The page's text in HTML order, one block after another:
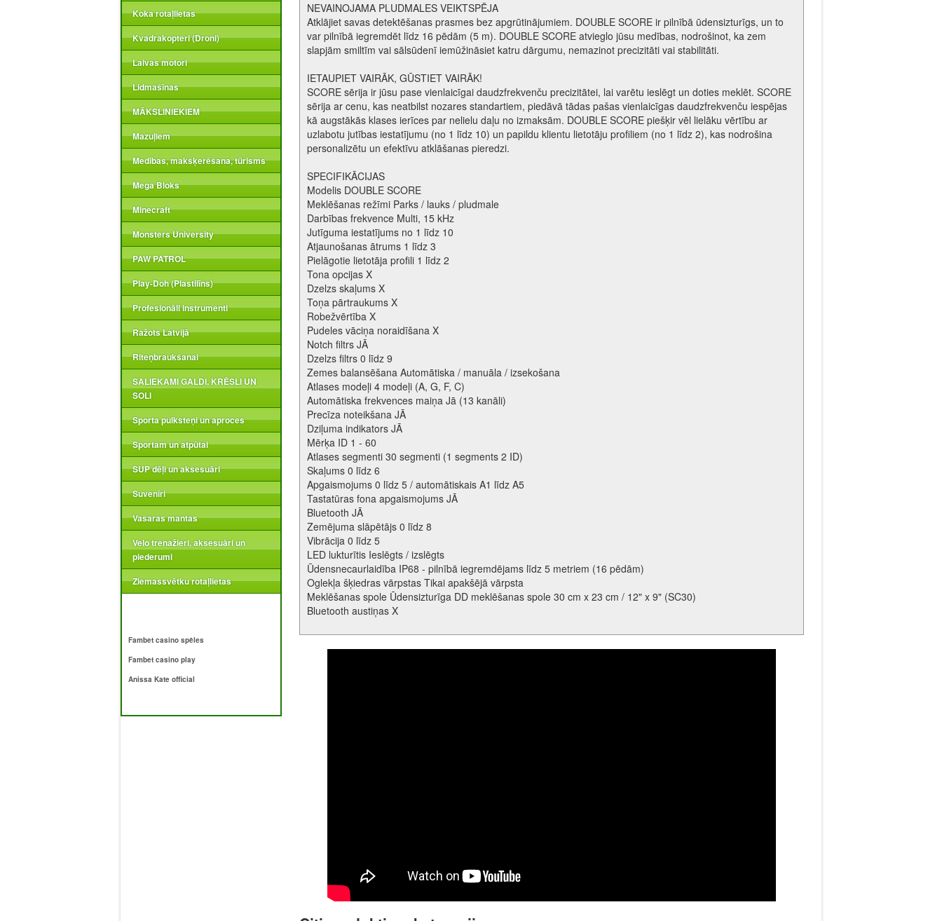
Koka rotaļlietas
Kvadrakopteri (Droni)
Laivas motori
Lidmašīnas
MĀKSLINIEKIEM
Mazuļiem
Medības, makšķerēšana, tūrisms
Mega Bloks
Minecraft
Monsters University
PAW PATROL
Play-Doh (Plastilīns)
Profesionāli instrumenti
Ražots Latvijā
Riteņbraukšanai
SALIEKAMI GALDI, KRĒSLI UN
SOLI
Sporta pulksteņi un aproces
Sportam un atpūtai
SUP dēļi un aksesuāri
Suvenīri
Vasaras mantas
Velo trenažieri, aksesuāri un
piederumi
Ziemassvētku rotaļlietas
Fambet casino spēles
Fambet casino play
Anissa Kate official
NEVAINOJAMA PLUDMALES VEIKTSPĒJA
Atklājiet savas detektēšanas prasmes bez apgrūtinājumiem. DOUBLE SCORE ir pilnībā ūdensizturīgs, un to
var pilnībā iegremdēt līdz 16 pēdām (5 m). DOUBLE SCORE atvieglo jūsu medības, nodrošinot, ka zem
slapjām smiltīm vai sālsūdenī iemūžināsiet katru dārgumu, nemazinot precizitāti vai stabilitāti.
IETAUPIET VAIRĀK, GŪSTIET VAIRĀK!
SCORE sērija ir jūsu pase vienlaicīgai daudzfrekvenču precizitātei, lai varētu ieslēgt un doties meklēt. SCORE
sērija ar cenu, kas neatbilst nozares standartiem, piedāvā tādas pašas vienlaicīgas daudzfrekvenču iespējas
kā augstākās klases ierīces par nelielu daļu no izmaksām. DOUBLE SCORE piešķir vēl lielāku vērtību ar
uzlabotu jutības iestatījumu (no 1 līdz 10) un papildu klientu lietotāju profiliem (no 1 līdz 2), kas nodrošina
personalizētu un efektīvu atklāšanas pieredzi.
SPECIFIKĀCIJAS
Modelis DOUBLE SCORE
Meklēšanas režīmi Parks / lauks / pludmale
Darbības frekvence Multi, 15 kHz
Jutīguma iestatījums no 1 līdz 10
Atjaunošanas ātrums 1 līdz 3
Pielāgotie lietotāja profili 1 līdz 2
Tona opcijas X
Dzelzs skaļums X
Toņa pārtraukums X
Robežvērtība X
Pudeles vāciņa noraidīšana X
Notch filtrs JĀ
Dzelzs filtrs 0 līdz 9
Zemes balansēšana Automātiska / manuāla / izsekošana
Atlases modeļi 4 modeļi (A, G, F, C)
Automātiska frekvences maiņa Jā (13 kanāli)
Precīza noteikšana JĀ
Dziļuma indikators JĀ
Mērķa ID 1 - 60
Atlases segmenti 30 segmenti (1 segments 2 ID)
Skaļums 0 līdz 6
Apgaismojums 0 līdz 5 / automātiskais A1 līdz A5
Tastatūras fona apgaismojums JĀ
Bluetooth JĀ
Zemējuma slāpētājs 0 līdz 8
Vibrācija 0 līdz 5
LED lukturītis Ieslēgts / izslēgts
Ūdensnecaurlaidība IP68 - pilnībā iegremdējams līdz 5 metriem (16 pēdām)
Oglekļa šķiedras vārpstas Tikai apakšējā vārpsta
Meklēšanas spole Ūdensizturīga DD meklēšanas spole 30 cm x 23 cm / 12" x 9" (SC30)
Bluetooth austiņas X